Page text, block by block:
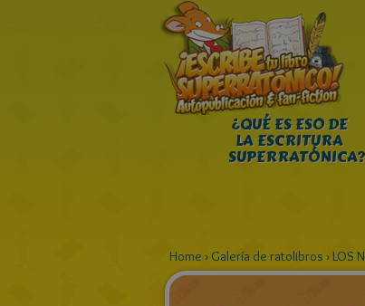
¿QUÉ ES ESO DE
LA ESCRITURA
SUPERRATÓNICA?
Home › Galería de ratolibros › LOS